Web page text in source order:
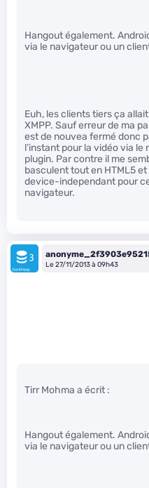
Hangout également.
via le navigateur ou un
Euh, les clients tiers ça
XMPP. Sauf erreur de ma
est de nouvea fermé donc
l’instant pour la vidéo via
plugin. Par contre il me
basculent tout en HTML5
device-independant pour
navigateur.
Le 27/11/2013 à 09h43
Tirr Mohma a écrit :
Hangout également.
via le navigateur ou un